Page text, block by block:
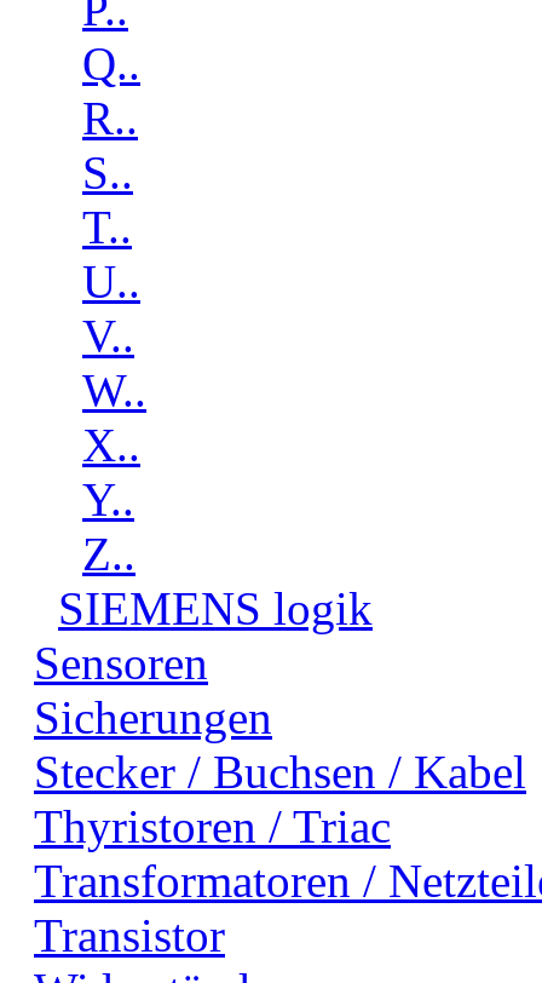
Q..
R..
S..
T..
U..
V..
W..
X..
Y..
Z..
SIEMENS logik
Sensoren
Sicherungen
Stecker / Buchsen / Kabel
Thyristoren / Triac
Transformatoren /
Transistor